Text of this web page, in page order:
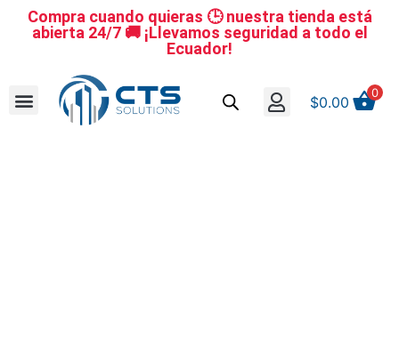
Compra cuando quieras 🕒 nuestra tienda está
abierta 24/7 🚚 ¡Llevamos seguridad a todo el
Ecuador!
$0.00
0